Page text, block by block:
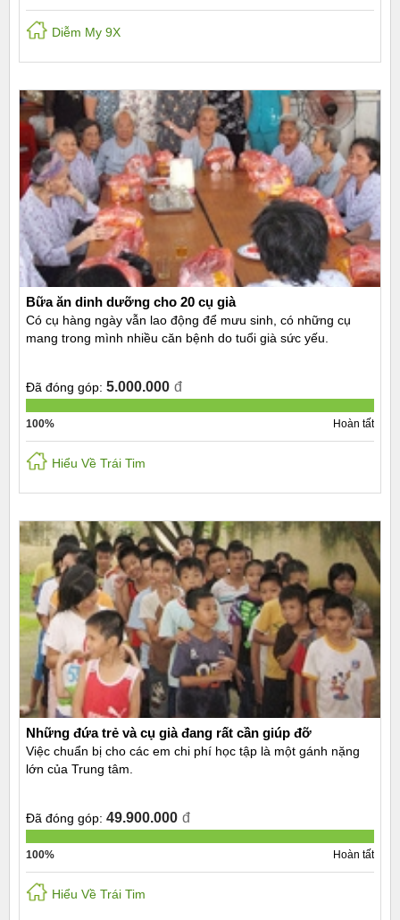
Diễm My 9X
Bữa ăn dinh dưỡng cho 20 cụ già
Có cụ hàng ngày vẫn lao động để mưu sinh, có những cụ
mang trong mình nhiều căn bệnh do tuổi già sức yếu.
Đã đóng góp: 5.000.000 đ
100% Hoàn tất
Hiểu Về Trái Tim
Những đứa trẻ và cụ già đang rất cần giúp đỡ
Việc chuẩn bị cho các em chi phí học tập là một gánh nặng
lớn của Trung tâm.
Đã đóng góp: 49.900.000 đ
100% Hoàn tất
Hiểu Về Trái Tim